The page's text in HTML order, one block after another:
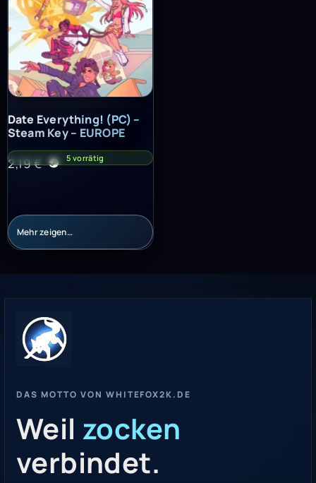
Date Everything! (PC) – Steam Key – EUROPE
Date Everything! (PC) –
Steam Key – EUROPE
2,19€ 5 vorrätig
Mehr zeigen…
DAS MOTTO VON WHITEFOX2K.DE
Weil zocken
verbindet.